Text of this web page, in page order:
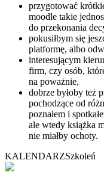
przygotować
moodle takie
do przekonania
pokusiłbym się
platformę, albo
interesującym
firm, czy osób,
na poważnie,
dobrze byłoby też
pochodzące od
poznałem i
ale wtedy książka
nie miałby ochoty.
KALENDARZSzkoleń